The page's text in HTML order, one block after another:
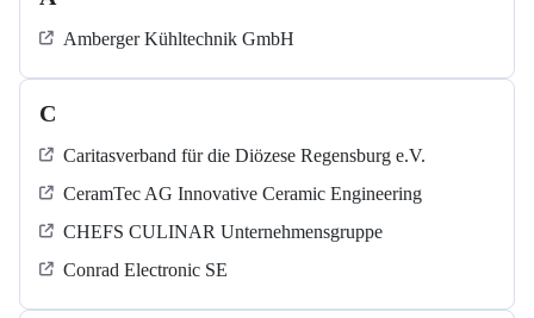
Amberger Kühltechnik GmbH
C
Caritasverband für die Diözese Regensburg e.V.
CeramTec AG Innovative Ceramic Engineering
CHEFS CULINAR Unternehmensgruppe
Conrad Electronic SE